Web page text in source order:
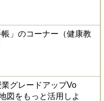
帳」のコーナー（健康教
グレードアップVo
図をもっと活用しよ